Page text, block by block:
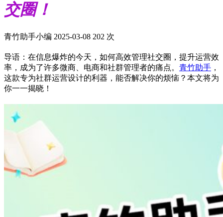
交圈！
青竹助手小编 2025-03-08 202 次
导语：在信息爆炸的今天，如何高效管理社交圈，提升运营效
率，成为了许多微商、电商和社群管理者的痛点。 青竹助手 ，
这款专为社群运营设计的利器，能否解决你的烦恼？本文将为
你一一揭晓！